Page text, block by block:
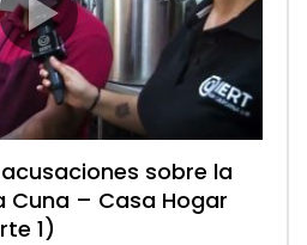
sobre la
Cuna – Casa Hogar
1)
sobre la
Cuna – Casa Hogar
2)
sobre la
Cuna – Casa Hogar
3)